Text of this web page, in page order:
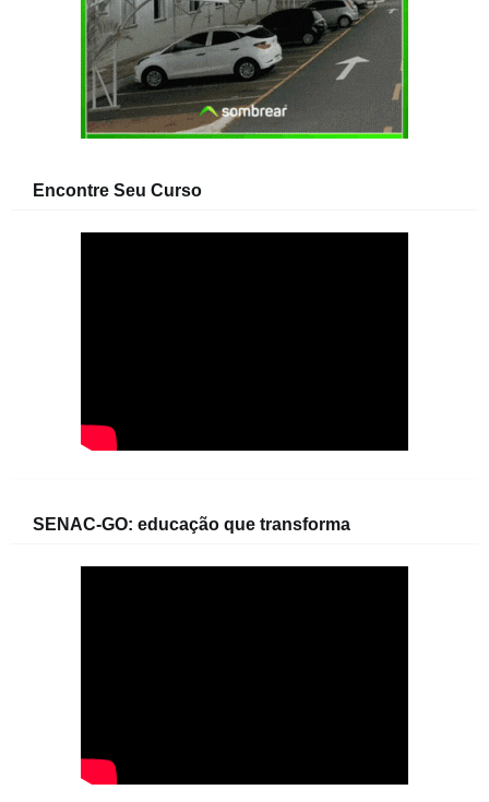
Encontre Seu Curso
SENAC-GO: educação que transforma